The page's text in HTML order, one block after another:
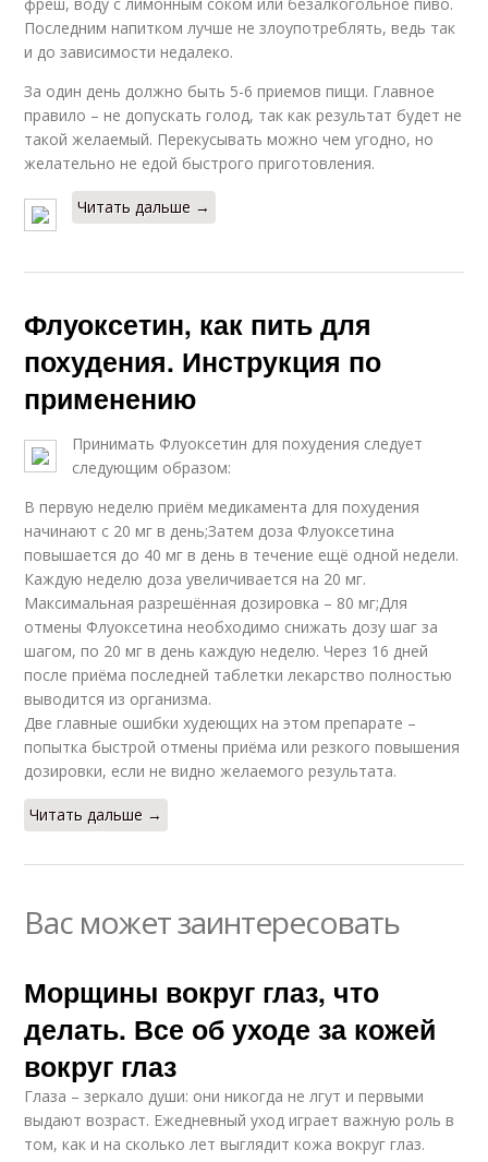
Последним напитком лучше не злоупотреблять, ведь так
и до зависимости недалеко.
За один день должно быть 5-6 приемов пищи. Главное
правило – не допускать голод, так как результат будет не
такой желаемый. Перекусывать можно чем угодно, но
желательно не едой быстрого приготовления.
Читать дальше →
Флуоксетин, как пить для
похудения. Инструкция по
применению
Принимать Флуоксетин для похудения следует
следующим образом:
В первую неделю приём медикамента для похудения
начинают с 20 мг в день;Затем доза Флуоксетина
повышается до 40 мг в день в течение ещё одной недели.
Каждую неделю доза увеличивается на 20 мг.
Максимальная разрешённая дозировка – 80 мг;Для
отмены Флуоксетина необходимо снижать дозу шаг за
шагом, по 20 мг в день каждую неделю. Через 16 дней
после приёма последней таблетки лекарство полностью
выводится из организма.
Две главные ошибки худеющих на этом препарате –
попытка быстрой отмены приёма или резкого повышения
дозировки, если не видно желаемого результата.
Читать дальше →
Вас может заинтересовать
Морщины вокруг глаз, что
делать. Все об уходе за кожей
вокруг глаз
Глаза – зеркало души: они никогда не лгут и первыми
выдают возраст. Ежедневный уход играет важную роль в
том, как и на сколько лет выглядит кожа вокруг глаз.